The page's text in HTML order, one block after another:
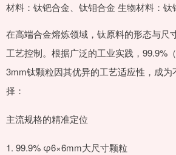
材料：钛钯合金、钛钼合金 生物材料：钛
在高端合金熔炼领域，钛原料的形态与尺
工艺控制。根据广泛的工业实践，99.9%
3mm钛颗粒因其优异的工艺适应性，成
择：
主流规格的精准定位
1. 99.9% φ6×6mm大尺寸颗粒